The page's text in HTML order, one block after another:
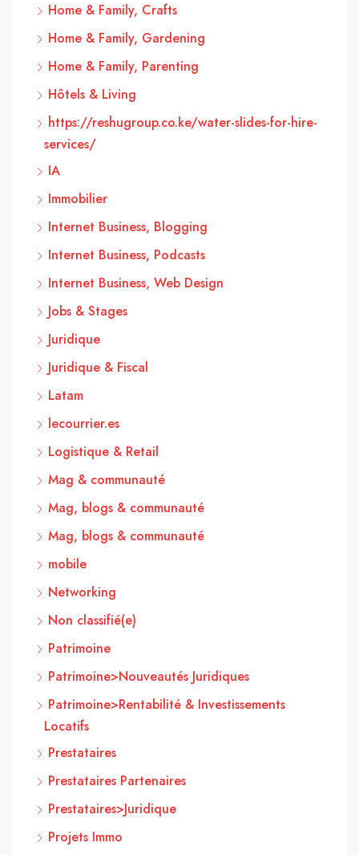
Home & Family, Crafts
Home & Family, Gardening
Home & Family, Parenting
Hôtels & Living
https://reshugroup.co.ke/water-slides-for-hire-
services/
IA
Immobilier
Internet Business, Blogging
Internet Business, Podcasts
Internet Business, Web Design
Jobs & Stages
Juridique
Juridique & Fiscal
Latam
lecourrier.es
Logistique & Retail
Mag & communauté
Mag, blogs & communauté
Mag, blogs & communauté
mobile
Networking
Non classifié(e)
Patrimoine
Patrimoine>Nouveautés Juridiques
Patrimoine>Rentabilité & Investissements
Locatifs
Prestataires
Prestataires Partenaires
Prestataires>Juridique
Projets Immo